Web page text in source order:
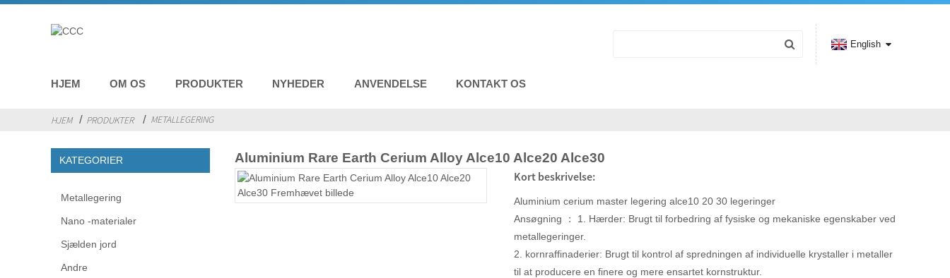
HJEM OM OS PRODUKTER NYHEDER ANVENDELSE KONTAKT OS
English
HJEM PRODUKTER METALLEGERING
KATEGORIER
Metallegering
Nano -materialer
Sjælden jord
Andre
Aluminium Rare Earth Cerium Alloy Alce10 Alce20 Alce30
Kort beskrivelse:
Aluminium cerium master legering alce10 20 30 legeringer
Ansøgning ： 1. Hærder: Brugt til forbedring af fysiske og mekaniske egenskaber ved
metallegeringer.
2. kornraffinaderier: Brugt til kontrol af spredningen af ​​individuelle krystaller i metaller
til at producere en finere og mere ensartet kornstruktur.